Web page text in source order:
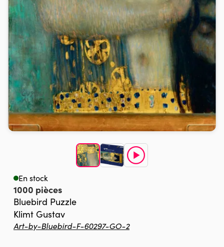
En stock
1000 pièces
Bluebird Puzzle
Klimt Gustav
Art-by-Bluebird-F-60297-GO-2